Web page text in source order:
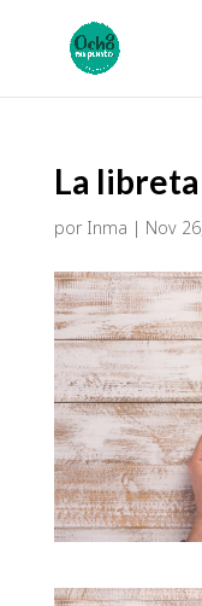
La
por Inma | Nov